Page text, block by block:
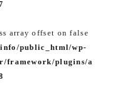
array offset on false
public_html/wp-
framework/plugins/a